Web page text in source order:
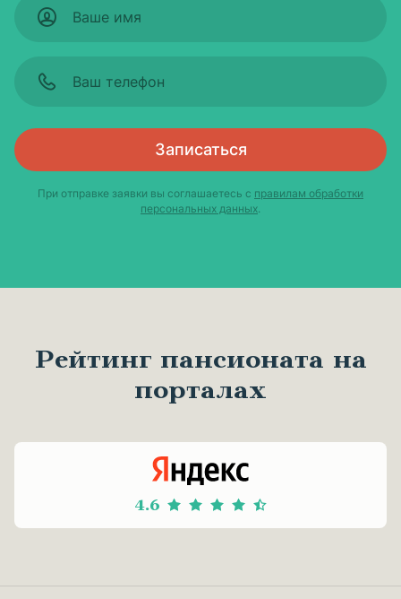
Записаться
При отправке заявки вы соглашаетесь с правилам обработки
персональных данных.
Рейтинг пансионата на
порталах
4.6